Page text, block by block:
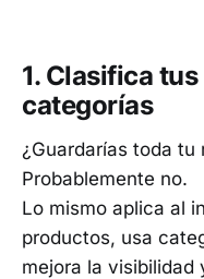
1. Clasifica
categorías
¿Guardarías toda tu
Probablemente no.
Lo mismo aplica al
productos, usa
mejora la visibilidad